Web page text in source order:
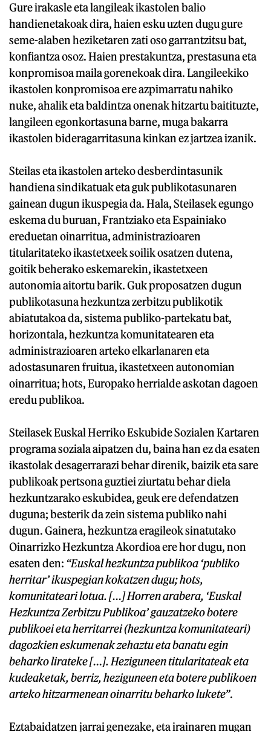
Gure irakasle eta langileak ikastolen balio
handienetakoak dira, haien esku uzten dugu gure
seme-alaben heziketaren zati oso garrantzitsu bat,
konfiantza osoz. Haien prestakuntza, prestasuna eta
konpromisoa maila gorenekoak dira. Langileekiko
ikastolen konpromisoa ere azpimarratu nahiko
nuke, ahalik eta baldintza onenak hitzartu baitituzte,
langileen egonkortasuna barne, muga bakarra
ikastolen bideragarritasuna kinkan ez jartzea izanik.
Steilas eta ikastolen arteko desberdintasunik
handiena sindikatuak eta guk publikotasunaren
gainean dugun ikuspegia da. Hala, Steilasek egungo
eskema du buruan, Frantziako eta Espainiako
ereduetan oinarritua, administrazioaren
titularitateko ikastetxeek soilik osatzen dutena,
goitik beherako eskemarekin, ikastetxeen
autonomia aitortu barik. Guk proposatzen dugun
publikotasuna hezkuntza zerbitzu publikotik
abiatutakoa da, sistema publiko-partekatu bat,
horizontala, hezkuntza komunitatearen eta
administrazioaren arteko elkarlanaren eta
adostasunaren fruitua, ikastetxeen autonomian
oinarritua; hots, Europako herrialde askotan dagoen
eredu publikoa.
Steilasek Euskal Herriko Eskubide Sozialen Kartaren
programa soziala aipatzen du, baina han ez da esaten
ikastolak desagerrarazi behar direnik, baizik eta sare
publikoak pertsona guztiei ziurtatu behar diela
hezkuntzarako eskubidea, geuk ere defendatzen
duguna; besterik da zein sistema publiko nahi
dugun. Gainera, hezkuntza eragileok sinatutako
Oinarrizko Hezkuntza Akordioa ere hor dugu, non
esaten den: “Euskal hezkuntza publikoa ‘publiko
herritar’ ikuspegian kokatzen dugu; hots,
komunitateari lotua. […] Horren arabera, ‘Euskal
Hezkuntza Zerbitzu Publikoa’ gauzatzeko botere
publikoei eta herritarrei (hezkuntza komunitateari)
dagozkien eskumenak zehaztu eta banatu egin
beharko lirateke […]. Heziguneen titularitateak eta
kudeaketak, berriz, heziguneen eta botere publikoen
arteko hitzarmenean oinarritu beharko lukete”.
Eztabaidatzen jarrai genezake, eta irainaren mugan